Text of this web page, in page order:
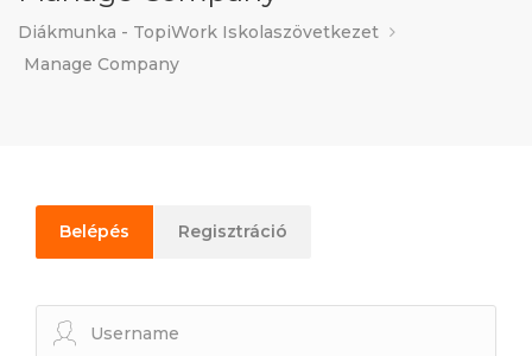
Diákmunka - TopiWork Iskolaszövetkezet
Manage Company
Belépés Regisztráció